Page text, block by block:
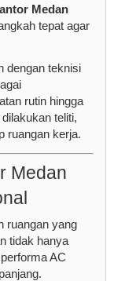
Medan
tepat agar
dengan teknisi
rutin hingga
teliti,
ruangan kerja.
Medan
ruangan yang
tidak hanya
AC